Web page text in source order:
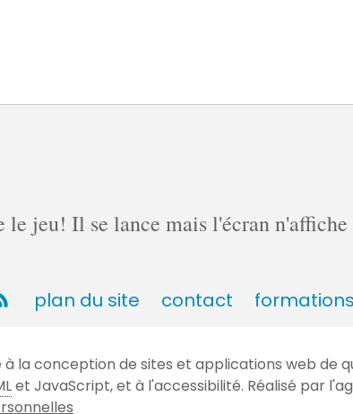
le jeu! Il se lance mais l'écran
plan du site contact formations
la conception de sites et applications web de
et JavaScript, et à l'accessibilité. Réalisé par